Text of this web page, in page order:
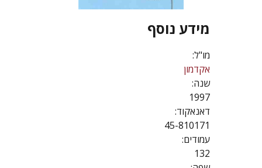
מידע נוסף
מו"ל:
אקדמון
שנה:
1997
דאנאקוד:
45-810171
עמודים:
132